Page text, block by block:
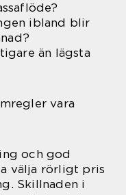
ibland blir
än lägsta
vara
och god
välja rörligt pris
Skillnaden i